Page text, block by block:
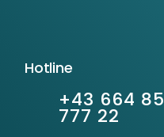
Hotline
+43 664 85
777 22